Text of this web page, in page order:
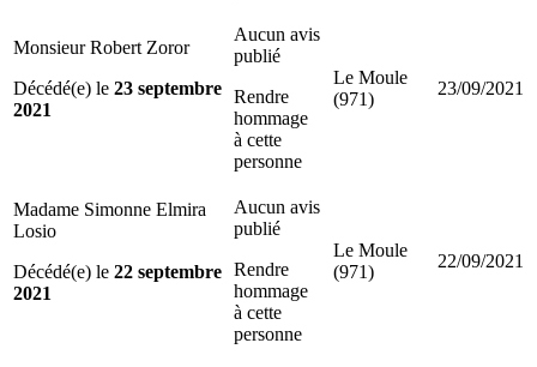
Monsieur Robert Zoror
Décédé(e) le 23 septembre
2021
Aucun avis
publié
Rendre
hommage
à cette
personne
Le Moule
(971)
23/09/2021
Madame Simonne Elmira
Losio
Décédé(e) le 22 septembre
2021
Aucun avis
publié
Rendre
hommage
à cette
personne
Le Moule
(971)
22/09/2021